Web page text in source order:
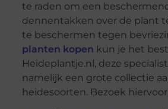
te raden om een
dennentakken over de plant
te beschermen tegen
planten kopen kun je het
Heideplantje.nl, deze
namelijk een grote collectie
heidesoorten. Bezoek